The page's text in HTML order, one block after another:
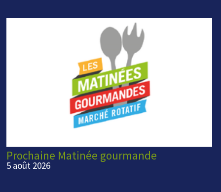
Prochaine Matinée gourmande
5 août 2026